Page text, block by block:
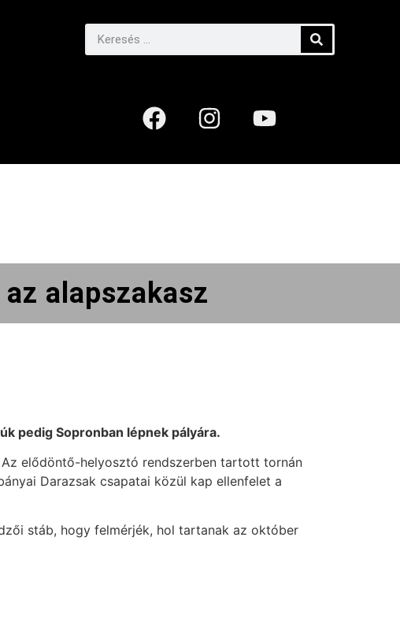
alapszakasz
pedig Sopronban lépnek pályára.
elődöntő-helyosztó rendszerben tartott tornán
Darazsak csapatai közül kap ellenfelet a
stáb, hogy felmérjék, hol tartanak az október